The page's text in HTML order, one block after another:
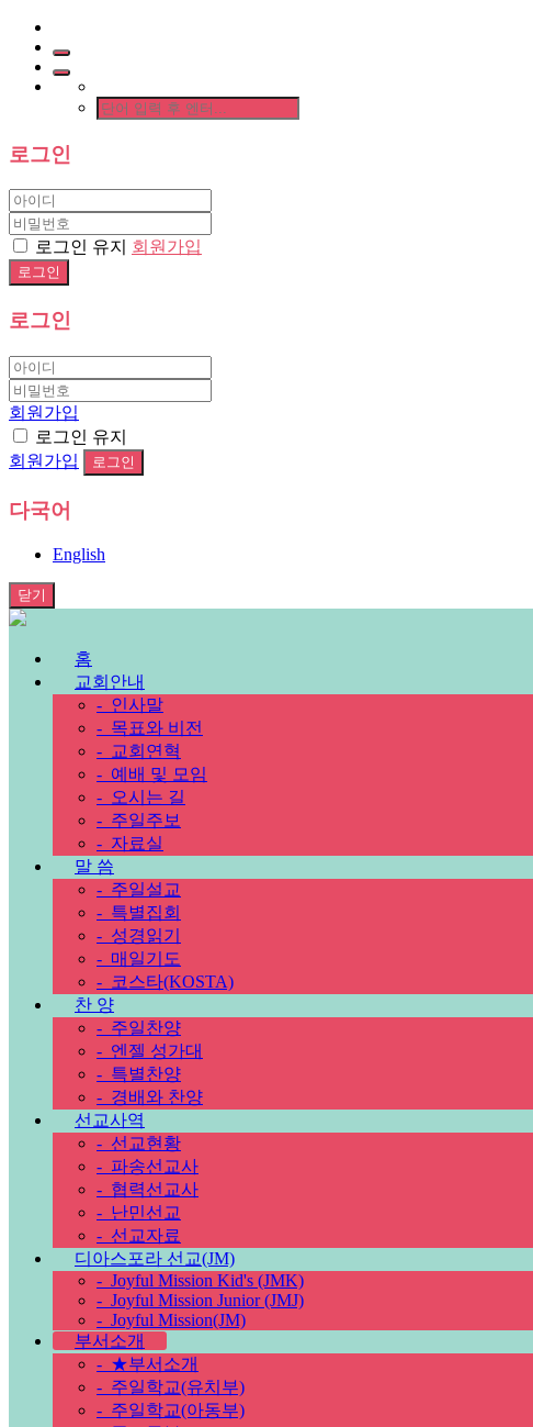
로그인
로그인 유지 회원가입
로그인
회원가입
로그인 유지
회원가입
다국어
English
닫기
홈
교회안내
- 인사말
- 목표와 비전
- 교회연혁
- 예배 및 모임
- 오시는 길
- 주일주보
- 자료실
말 씀
- 주일설교
- 특별집회
- 성경읽기
- 매일기도
- 코스타(KOSTA)
찬 양
- 주일찬양
- 엔젤 성가대
- 특별찬양
- 경배와 찬양
선교사역
- 선교현황
- 파송선교사
- 협력선교사
- 난민선교
- 선교자료
디아스포라 선교(JM)
- Joyful Mission Kid's (JMK)
- Joyful Mission Junior (JMJ)
- Joyful Mission(JM)
부서소개
- ★부서소개
- 주일학교(유치부)
- 주일학교(아동부)